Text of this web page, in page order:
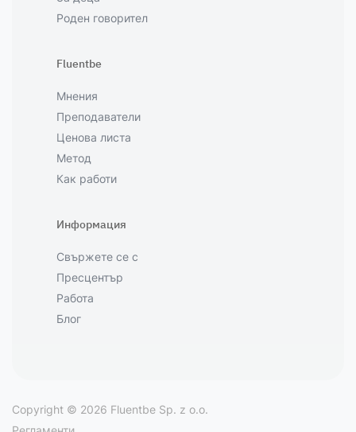
Роден говорител
Fluentbe
Мнения
Преподаватели
Ценова листа
Метод
Как работи
Информация
Свържете се с
Пресцентър
Работа
Блог
Copyright © 2026 Fluentbe Sp. z o.o.